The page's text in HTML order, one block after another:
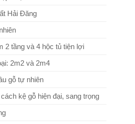
Hải Đăng
2 tầng và 4 hộc tủ tiện lợi
2m2 và 2m4
gỗ tự nhiên
kệ gỗ hiện đại, sang trọng